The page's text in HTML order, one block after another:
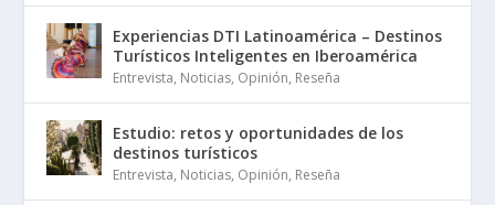
Experiencias DTI Latinoamérica – Destinos
Turísticos Inteligentes en Iberoamérica
Entrevista, Noticias, Opinión, Reseña
Estudio: retos y oportunidades de los
destinos turísticos
Entrevista, Noticias, Opinión, Reseña